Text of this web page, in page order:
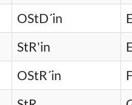
OStD´in
StR'in
OStR´in